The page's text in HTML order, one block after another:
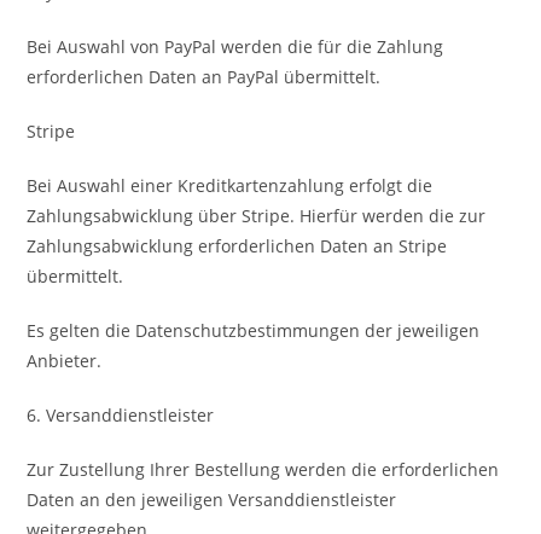
Bei Auswahl von PayPal werden die für die Zahlung
erforderlichen Daten an PayPal übermittelt.
Stripe
Bei Auswahl einer Kreditkartenzahlung erfolgt die
Zahlungsabwicklung über Stripe. Hierfür werden die zur
Zahlungsabwicklung erforderlichen Daten an Stripe
übermittelt.
Es gelten die Datenschutzbestimmungen der jeweiligen
Anbieter.
6. Versanddienstleister
Zur Zustellung Ihrer Bestellung werden die erforderlichen
Daten an den jeweiligen Versanddienstleister